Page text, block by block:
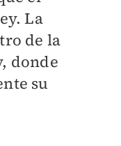
La
de la
donde
su